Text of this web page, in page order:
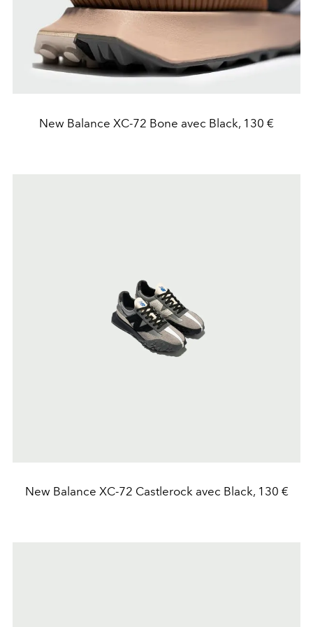
New Balance XC-72 Bone avec Black, 130 €
New Balance XC-72 Castlerock avec Black, 130 €